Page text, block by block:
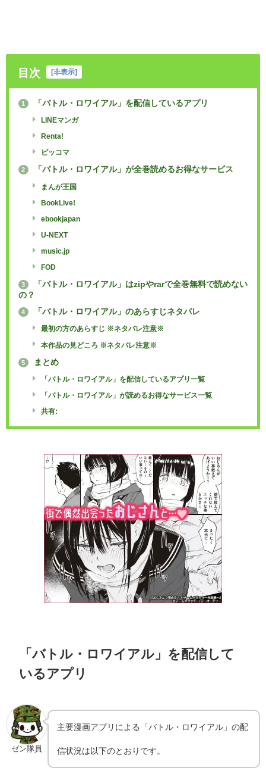
目次 [非表示]
1 「バトル・ロワイアル」を配信しているアプリ
LINEマンガ
Renta!
ピッコマ
2 「バトル・ロワイアル」が全巻読めるお得なサービス
まんが王国
BookLive!
ebookjapan
U-NEXT
music.jp
FOD
3
「バトル・ロワイアル」はzipやrarで全巻無料で読めない
の？
4 「バトル・ロワイアル」のあらすじネタバレ
最初の方のあらすじ ※ネタバレ注意※
本作品の見どころ ※ネタバレ注意※
5 まとめ
「バトル・ロワイアル」を配信しているアプリ一覧
「バトル・ロワイアル」が読めるお得なサービス一覧
共有:
「バトル・ロワイアル」を配信して
いるアプリ
ゼン隊員
主要漫画アプリによる「バトル・ロワイアル」の配
信状況は以下のとおりです。